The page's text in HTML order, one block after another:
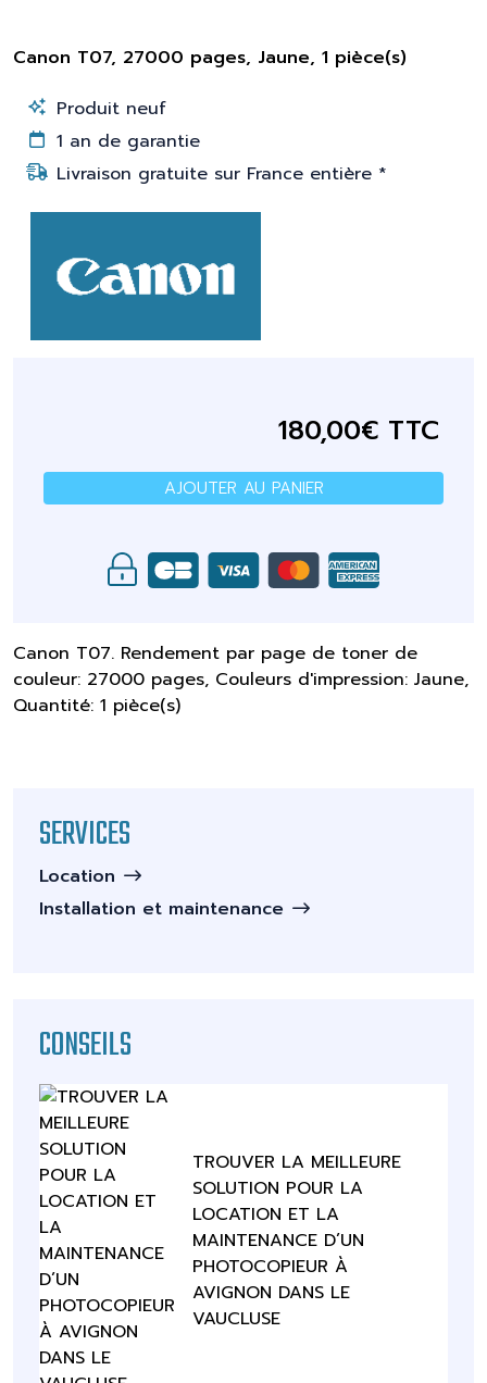
Canon T07, 27000 pages, Jaune, 1 pièce(s)
Produit neuf
1 an de garantie
Livraison gratuite sur France entière *
180,00€ TTC
AJOUTER AU PANIER
Canon T07. Rendement par page de toner de
couleur: 27000 pages, Couleurs d'impression: Jaune,
Quantité: 1 pièce(s)
SERVICES
Location
Installation et maintenance
CONSEILS
TROUVER LA MEILLEURE
SOLUTION POUR LA
LOCATION ET LA
MAINTENANCE D’UN
PHOTOCOPIEUR À
AVIGNON DANS LE
VAUCLUSE